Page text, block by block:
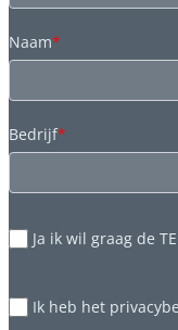
Naam*
Bedrijf*
Ja ik wil graag de
Ik heb het